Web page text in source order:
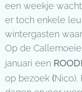
een weekje
er toch enkele
wintergasten
Op de
januari een
op bezoek (Nico).